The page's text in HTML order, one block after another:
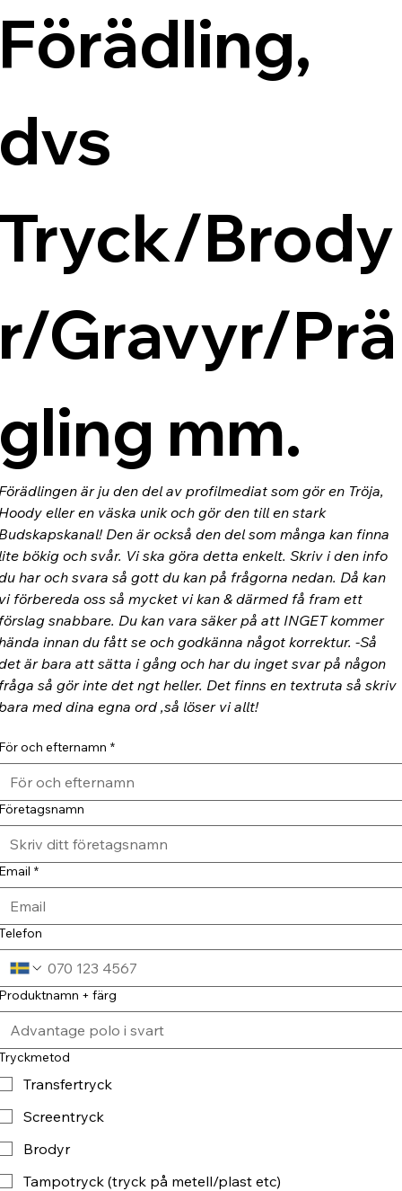
Brody
Gravyr/Prä
mm.
är ju den del av profilmediat som gör en Tröja,
eller en väska unik och gör den till en stark
Den är också den del som många kan finna
bökig och svår. Vi ska göra detta enkelt. Skriv i den info
har och svara så gott du kan på frågorna nedan. Då kan
förbereda oss så mycket vi kan & därmed få fram ett
snabbare. Du kan vara säker på att INGET kommer
innan du fått se och godkänna något korrektur. -Så
är bara att sätta i gång och har du inget svar på någon
så gör inte det ngt heller. Det finns en textruta så skriv
med dina egna ord ,så löser vi allt!
och efternamn *
*
+ färg
Transfertryck
Screentryck
Brodyr
Tampotryck (tryck på metell/plast etc)